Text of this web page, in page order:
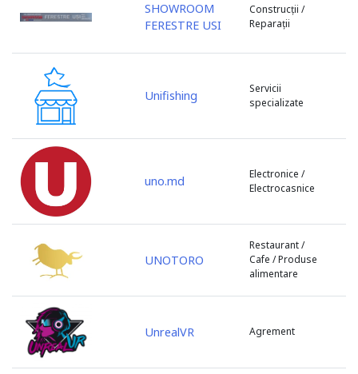
s. Cojușna
s. Colonița
s. Copceac
s. Floreni
s. Ghidighici
s. Giurgiulești
s. Gotești
s. Marandeni
s. Olănești
s. Peresecina
s. Petrești
s. Porumbeni
s. Sculeni
SHOWROOM
FERESTRE USI
Construcții /
Reparații
Unifishing
Servicii
specializate
uno.md
Electronice /
Electrocasnice
UNOTORO
Restaurant /
Cafe / Produse
alimentare
UnrealVR Agrement